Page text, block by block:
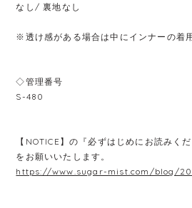
なし/ 裏地なし
※透け感がある場合は中にインナーの着
◇管理番号
S-480
【NOTICE】の『必ずはじめにお読みく
をお願いいたします。
https://www.sugar-mist.com/blog/